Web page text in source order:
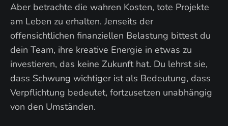
Aber betrachte die wahren Kosten, tote Projekte
am Leben zu erhalten. Jenseits der
offensichtlichen finanziellen Belastung bittest du
dein Team, ihre kreative Energie in etwas zu
investieren, das keine Zukunft hat. Du lehrst sie,
dass Schwung wichtiger ist als Bedeutung, dass
Verpflichtung bedeutet, fortzusetzen unabhängig
von den Umständen.